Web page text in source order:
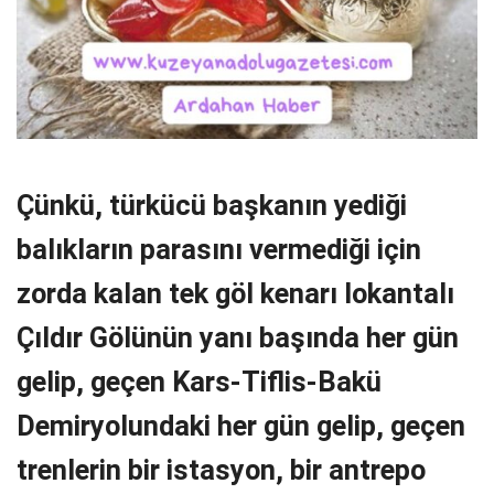
Çünkü, türkücü başkanın yediği
balıkların parasını vermediği için
zorda kalan tek göl kenarı lokantalı
Çıldır Gölünün yanı başında her gün
gelip, geçen Kars-Tiflis-Bakü
Demiryolundaki her gün gelip, geçen
trenlerin bir istasyon, bir antrepo